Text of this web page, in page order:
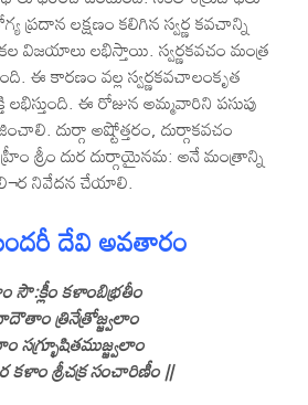
ప్రదాన లక్షణం కలిగిన స్వర్ణ కవచాన్ని
విజయాలు లభిస్తాయి. స్వర్ణకవచం మంత్ర
ఈ కారణం వల్ల స్వర్ణకవచాలంకృత
లభిస్తుంది. ఈ రోజున అమ్మవారిని పసుపు
దుర్గా అష్టోత్తరం, దుర్గాకవచం
దుర దుర్గాయైనమ: అనే మంత్రాన్ని
నివేదన చేయాలి.
దేవి అవతారం
కళాంబిభ్రతీం
త్రినేత్రోజ్జ్వలాం
సగ్భ్రూషితముజ్జ్వలాం
కళాం శ్రీచక్ర సంచారిణీం ||